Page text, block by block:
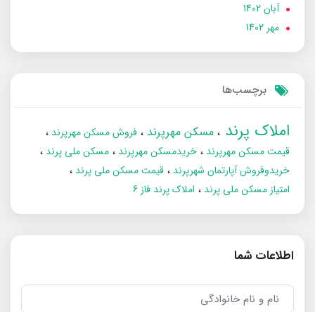
آبان 1402
مهر 1402
برچسب‌ها
املاک پرند مسکن مهرپرند
فروش مسکن مهرپرند
قیمت مسکن مهرپرند
خریدمسکن مهرپرند
مسکن ملی پرند
خریدوفروش آپارتمان شهرپرند
قیمت مسکن ملی پرند
امتیاز مسکن ملی پرند
املاک پرند فاز 6
اطلاعات شما